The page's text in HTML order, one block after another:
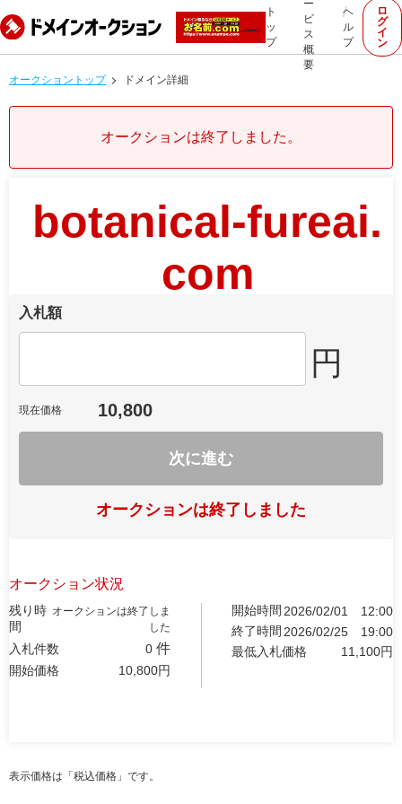
ト
ッ
プ
ー
ビ
ス
概
要
ヘ
ル
プ
ロ
グ
イ
ン
オークショントップ ドメイン詳細
オークションは終了しました。
botanical-fureai.
com
入札額
円
現在価格 10,800
次に進む
オークションは終了しました
オークション状況
残り時
間
オークションは終了しま
した
入札件数 0 件
開始価格 10,800円
開始時間 2026/02/01
12:00
終了時間 2026/02/25
19:00
最低入札価格
11,100円
表示価格は「税込価格」です。